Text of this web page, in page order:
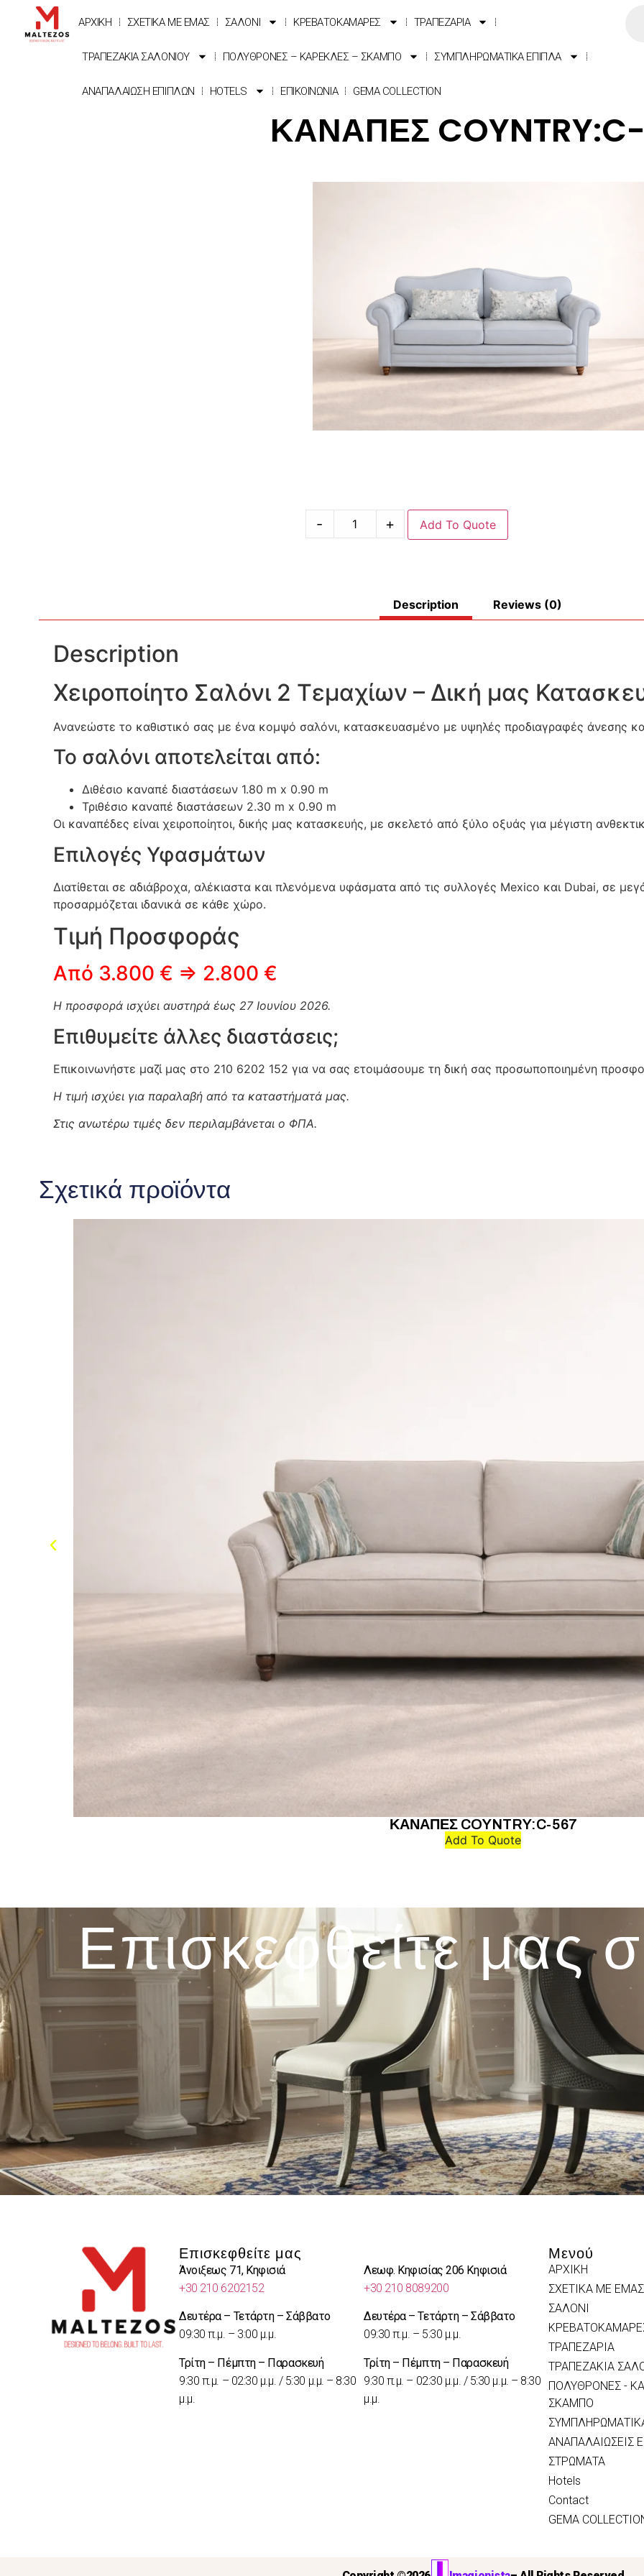
ΑΡΧΙΚΗ ΣΧΕΤΙΚΑ ΜΕ ΕΜΑΣ ΣΑΛΟΝΙ ΚΡΕΒΑΤΟΚΑΜΑΡΕΣ ΤΡΑΠΕΖΑΡΙΑ
ΤΡΑΠΕΖΑΚΙΑ ΣΑΛΟΝΙΟΥ ΠΟΛΥΘΡΟΝΕΣ – ΚΑΡΕΚΛΕΣ – ΣΚΑΜΠΟ ΣΥΜΠΛΗΡΩΜΑΤΙΚΑ ΕΠΙΠΛΑ
ΑΝΑΠΑΛΑΙΩΣΗ ΕΠΙΠΛΩΝ HOTELS ΕΠΙΚΟΙΝΩΝΙΑ GEMA COLLECTION
ΚΑΝΑΠΕΣ
- + Add To Quote
Description Reviews (0)
Description
Χειροποίητο Σαλόνι 2 Τεμαχίων – Δική μας
Ανανεώστε το καθιστικό σας με ένα κομψό σαλόνι, κατασκευασμένο με υψηλές προδιαγραφές άνεσης
Το σαλόνι αποτελείται από:
Διθέσιο καναπέ διαστάσεων 1.80 m x 0.90 m
Τριθέσιο καναπέ διαστάσεων 2.30 m x 0.90 m
Οι καναπέδες είναι χειροποίητοι, δικής μας κατασκευής, με σκελετό από ξύλο οξυάς για μέγιστη
Επιλογές Υφασμάτων
Διατίθεται σε αδιάβροχα, αλέκιαστα και πλενόμενα υφάσματα από τις συλλογές Mexico και Dubai, σε
προσαρμόζεται ιδανικά σε κάθε χώρο.
Τιμή Προσφοράς
Από 3.800 € ⇒ 2.800 €
Η προσφορά ισχύει αυστηρά έως 27 Ιουνίου 2026.
Επιθυμείτε άλλες διαστάσεις;
Επικοινωνήστε μαζί μας στο 210 6202 152 για να σας ετοιμάσουμε τη δική σας προσωποποιημένη
Η τιμή ισχύει για παραλαβή από τα καταστήματά μας.
Στις ανωτέρω τιμές δεν περιλαμβάνεται ο ΦΠΑ.
Σχετικά προϊόντα
ΚΑΝΑΠΕΣ COYNTRY:C-567
Add To Quote
Επισκεφθείτε μας
Επισκεφθείτε μας
Άνοιξεως 71, Κηφισιά
+30 210 6202152
Δευτέρα – Τετάρτη – Σάββατο
09:30 π.μ. – 3:00 μ.μ.
Τρίτη – Πέμπτη – Παρασκευή
9:30 π.μ. – 02:30 μ.μ. / 5:30 μ.μ. – 8:30
μ.μ.
Λεωφ. Κηφισίας 206 Κηφισιά
+30 210 8089200
Δευτέρα – Τετάρτη – Σάββατο
09:30 π.μ. – 5:30 μ.μ.
Τρίτη – Πέμπτη – Παρασκευή
9:30 π.μ. – 02:30 μ.μ. / 5:30 μ.μ. – 8:30
μ.μ.
Μενού
ΑΡΧΙΚΗ
ΣΧΕΤΙΚΑ ΜΕ ΕΜΑΣ
ΣΑΛΟΝΙ
ΤΡΑΠΕΖΑΡΙΑ
ΤΡΑΠΕΖΑΚΙΑ
ΠΟΛΥΘΡΟΝΕΣ -
ΣΚΑΜΠΟ
ΑΝΑΠΑΛΑΙΩΣΕΙΣ
ΣΤΡΩΜΑΤΑ
Hotels
Contact
GEMA